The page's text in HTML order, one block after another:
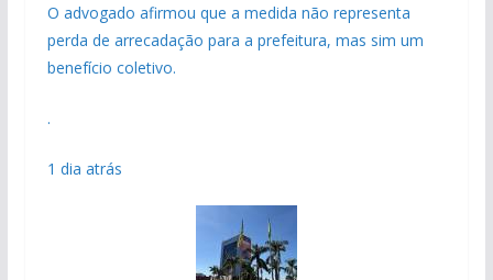
O advogado afirmou que a medida não representa
perda de arrecadação para a prefeitura, mas sim um
benefício coletivo.
.
1 dia atrás